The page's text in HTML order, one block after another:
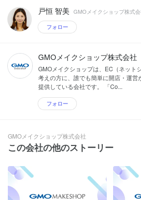
戸恒 智美 GMOメイクショップ株式
フォロー
GMOメイクショップ株式会社
GMOメイクショップは、EC（ネット
考えの方に、誰でも簡単に開店・運営
提供している会社です。 「Co...
フォロー
GMOメイクショップ株式会社
この会社の他のストーリー